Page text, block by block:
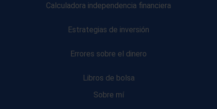
Calculadora independencia financiera
Estrategias de inversión
Errores sobre el dinero
Libros de bolsa
Sobre mí